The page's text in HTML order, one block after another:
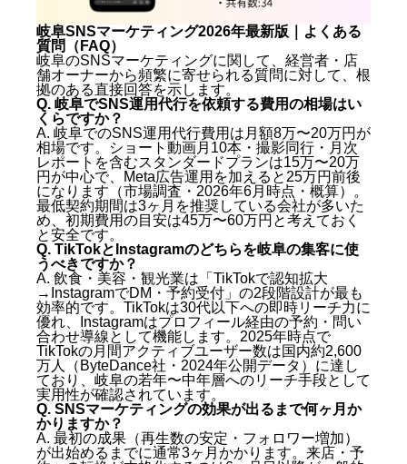
岐阜SNSマーケティング2026年最新版｜よくある
質問（FAQ）
岐阜のSNSマーケティングに関して、経営者・店
舗オーナーから頻繁に寄せられる質問に対して、根
拠のある直接回答を示します。
Q. 岐阜でSNS運用代行を依頼する費用の相場はい
くらですか？
A. 岐阜でのSNS運用代行費用は月額8万〜20万円が
相場です。ショート動画月10本・撮影同行・月次
レポートを含むスタンダードプランは15万〜20万
円が中心で、Meta広告運用を加えると25万円前後
になります（市場調査・2026年6月時点・概算）。
最低契約期間は3ヶ月を推奨している会社が多いた
め、初期費用の目安は45万〜60万円と考えておく
と安全です。
Q. TikTokとInstagramのどちらを岐阜の集客に使
うべきですか？
A. 飲食・美容・観光業は「TikTokで認知拡大
→InstagramでDM・予約受付」の2段階設計が最も
効率的です。TikTokは30代以下への即時リーチ力に
優れ、Instagramはプロフィール経由の予約・問い
合わせ導線として機能します。2025年時点で
TikTokの月間アクティブユーザー数は国内約2,600
万人（ByteDance社・2024年公開データ）に達し
ており、岐阜の若年〜中年層へのリーチ手段として
実用性が確認されています。
Q. SNSマーケティングの効果が出るまで何ヶ月か
かりますか？
A. 最初の成果（再生数の安定・フォロワー増加）
が出始めるまでに通常3ヶ月かかります。来店・予